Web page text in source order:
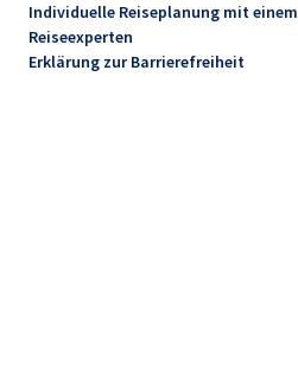
Individuelle Reiseplanung mit einem
Reiseexperten
Erklärung zur Barrierefreiheit